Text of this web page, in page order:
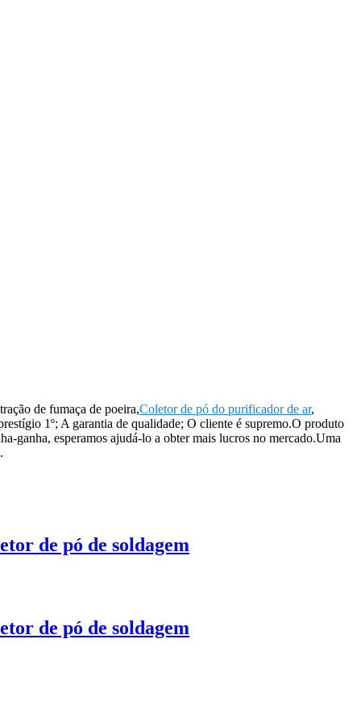
de fumaça de poeira,Coletor de pó do purificador de ar,
1º; A garantia de qualidade; O cliente é supremo.O produto
esperamos ajudá-lo a obter mais lucros no mercado.Uma
de pó de soldagem
de pó de soldagem